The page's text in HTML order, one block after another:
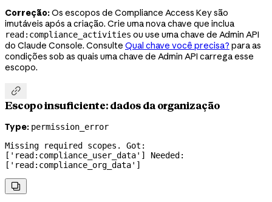
Correção:Os escopos de Compliance Access Key são
imutáveis após a criação. Crie uma nova chave que inclua
read:compliance_activities ou use uma chave de Admin API
do Claude Console. Consulte Qual chave você precisa? para as
condições sob as quais uma chave de Admin API carrega esse
escopo.

Escopo insuficiente: dados da organização
Type: permission_error
Missing required scopes. Got:
['read:compliance_user_data'] Needed:
['read:compliance_org_data']
